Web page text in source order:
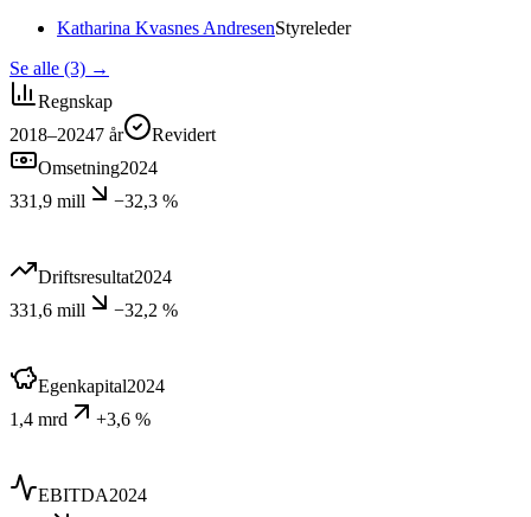
Katharina Kvasnes AndresenStyreleder
Se alle (3) →
Regnskap
2018–20247 år
Revidert
Omsetning2024
331,9 mill
−32,3 %
Driftsresultat2024
331,6 mill
−32,2 %
Egenkapital2024
1,4 mrd
+3,6 %
EBITDA2024